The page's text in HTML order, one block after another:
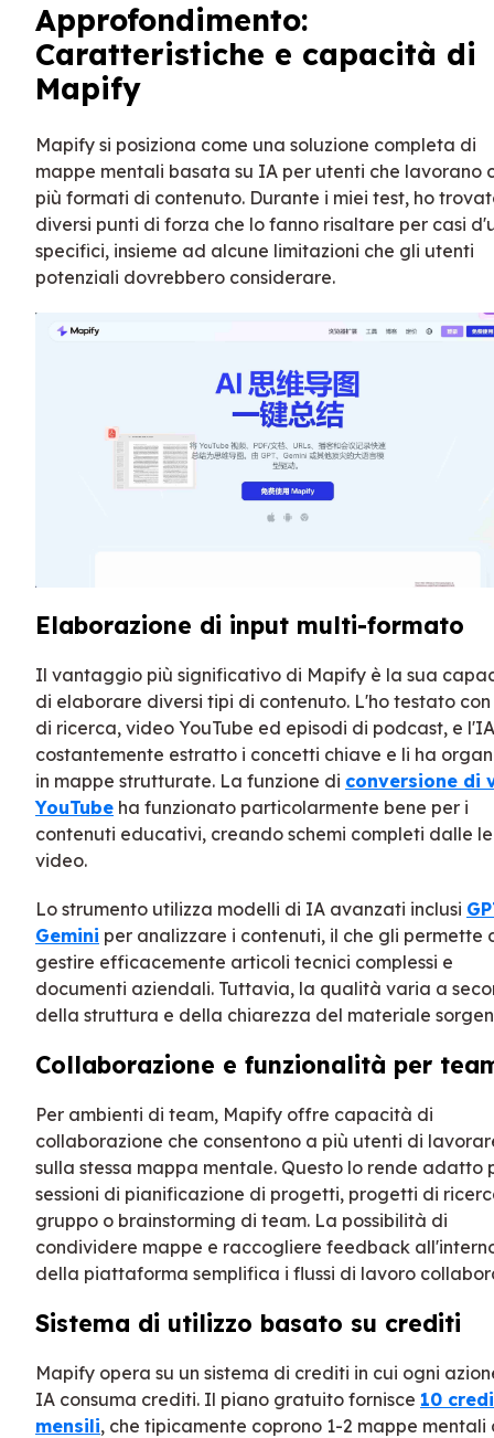
Approfondimento:
Caratteristiche e capacità di
Mapify
Mapify si posiziona come una soluzione completa di
mappe mentali basata su IA per utenti che lavorano
più formati di contenuto. Durante i miei test, ho
diversi punti di forza che lo fanno risaltare per casi
specifici, insieme ad alcune limitazioni che gli utenti
potenziali dovrebbero considerare.
Elaborazione di input multi-formato
Il vantaggio più significativo di Mapify è la sua
di elaborare diversi tipi di contenuto. L'ho testato con
di ricerca, video YouTube ed episodi di podcast, e
costantemente estratto i concetti chiave e li ha
in mappe strutturate. La funzione di conversione di
YouTube ha funzionato particolarmente bene per i
contenuti educativi, creando schemi completi dalle
video.
Lo strumento utilizza modelli di IA avanzati inclusi
Gemini per analizzare i contenuti, il che gli permette
gestire efficacemente articoli tecnici complessi e
documenti aziendali. Tuttavia, la qualità varia a
della struttura e della chiarezza del materiale
Collaborazione e funzionalità per
Per ambienti di team, Mapify offre capacità di
collaborazione che consentono a più utenti di
sulla stessa mappa mentale. Questo lo rende adatto
sessioni di pianificazione di progetti, progetti di
gruppo o brainstorming di team. La possibilità di
condividere mappe e raccogliere feedback
della piattaforma semplifica i flussi di lavoro
Sistema di utilizzo basato su crediti
Mapify opera su un sistema di crediti in cui ogni
IA consuma crediti. Il piano gratuito fornisce 10
mensili, che tipicamente coprono 1-2 mappe mentali